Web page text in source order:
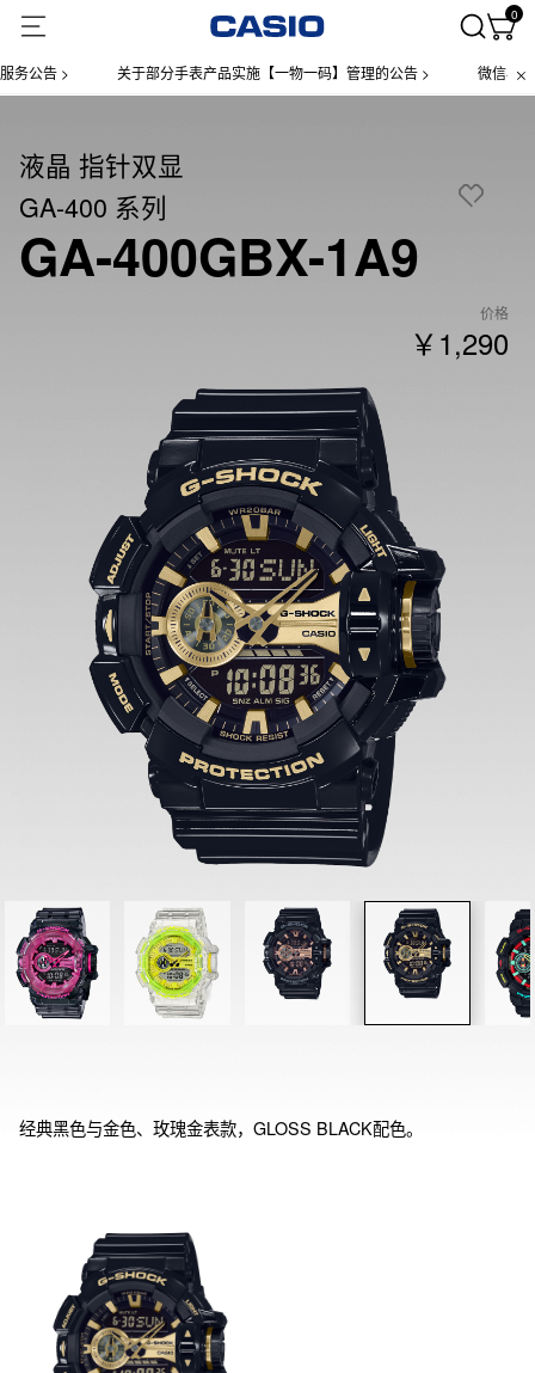
0
告 > 关于部分手表产品实施【一物一码】管理的公告 > 微信小程序
液晶 指针双显
GA-400 系列
GA-400GBX-1A9
价格
￥1,290
经典黑色与金色、玫瑰金表款，GLOSS BLACK配色。